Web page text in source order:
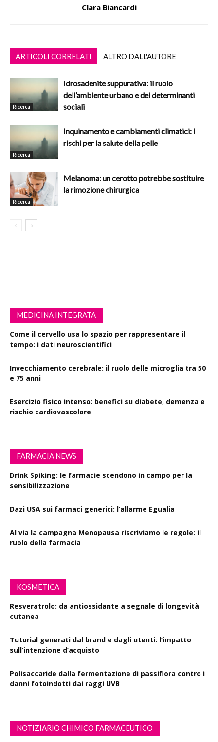
Clara Biancardi
ARTICOLI CORRELATI ALTRO DALL'AUTORE
Ricerca
Idrosadenite suppurativa: il ruolo
dell’ambiente urbano e dei determinanti
sociali
Ricerca
Inquinamento e cambiamenti climatici: i
rischi per la salute della pelle
Ricerca
Melanoma: un cerotto potrebbe sostituire
la rimozione chirurgica
MEDICINA INTEGRATA
Come il cervello usa lo spazio per rappresentare il
tempo: i dati neuroscientifici
Invecchiamento cerebrale: il ruolo delle microglia tra 50
e 75 anni
Esercizio fisico intenso: benefici su diabete, demenza e
rischio cardiovascolare
FARMACIA NEWS
Drink Spiking: le farmacie scendono in campo per la
sensibilizzazione
Dazi USA sui farmaci generici: l’allarme Egualia
Al via la campagna Menopausa riscriviamo le regole: il
ruolo della farmacia
KOSMETICA
Resveratrolo: da antiossidante a segnale di longevità
cutanea
Tutorial generati dal brand e dagli utenti: l’impatto
sull’intenzione d’acquisto
Polisaccaride dalla fermentazione di passiflora contro i
danni fotoindotti dai raggi UVB
NOTIZIARIO CHIMICO FARMACEUTICO